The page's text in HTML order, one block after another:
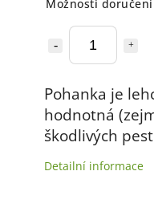
Možnosti doručení
Pohanka je
hodnotná
škodlivých
Detailní informace